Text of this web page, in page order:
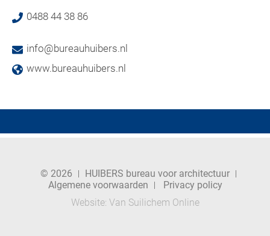
0488 44 38 86
info@bureauhuibers.nl
www.bureauhuibers.nl
© 2026
HUIBERS bureau voor architectuur
Algemene voorwaarden
Privacy policy
Website: Van Suilichem Online